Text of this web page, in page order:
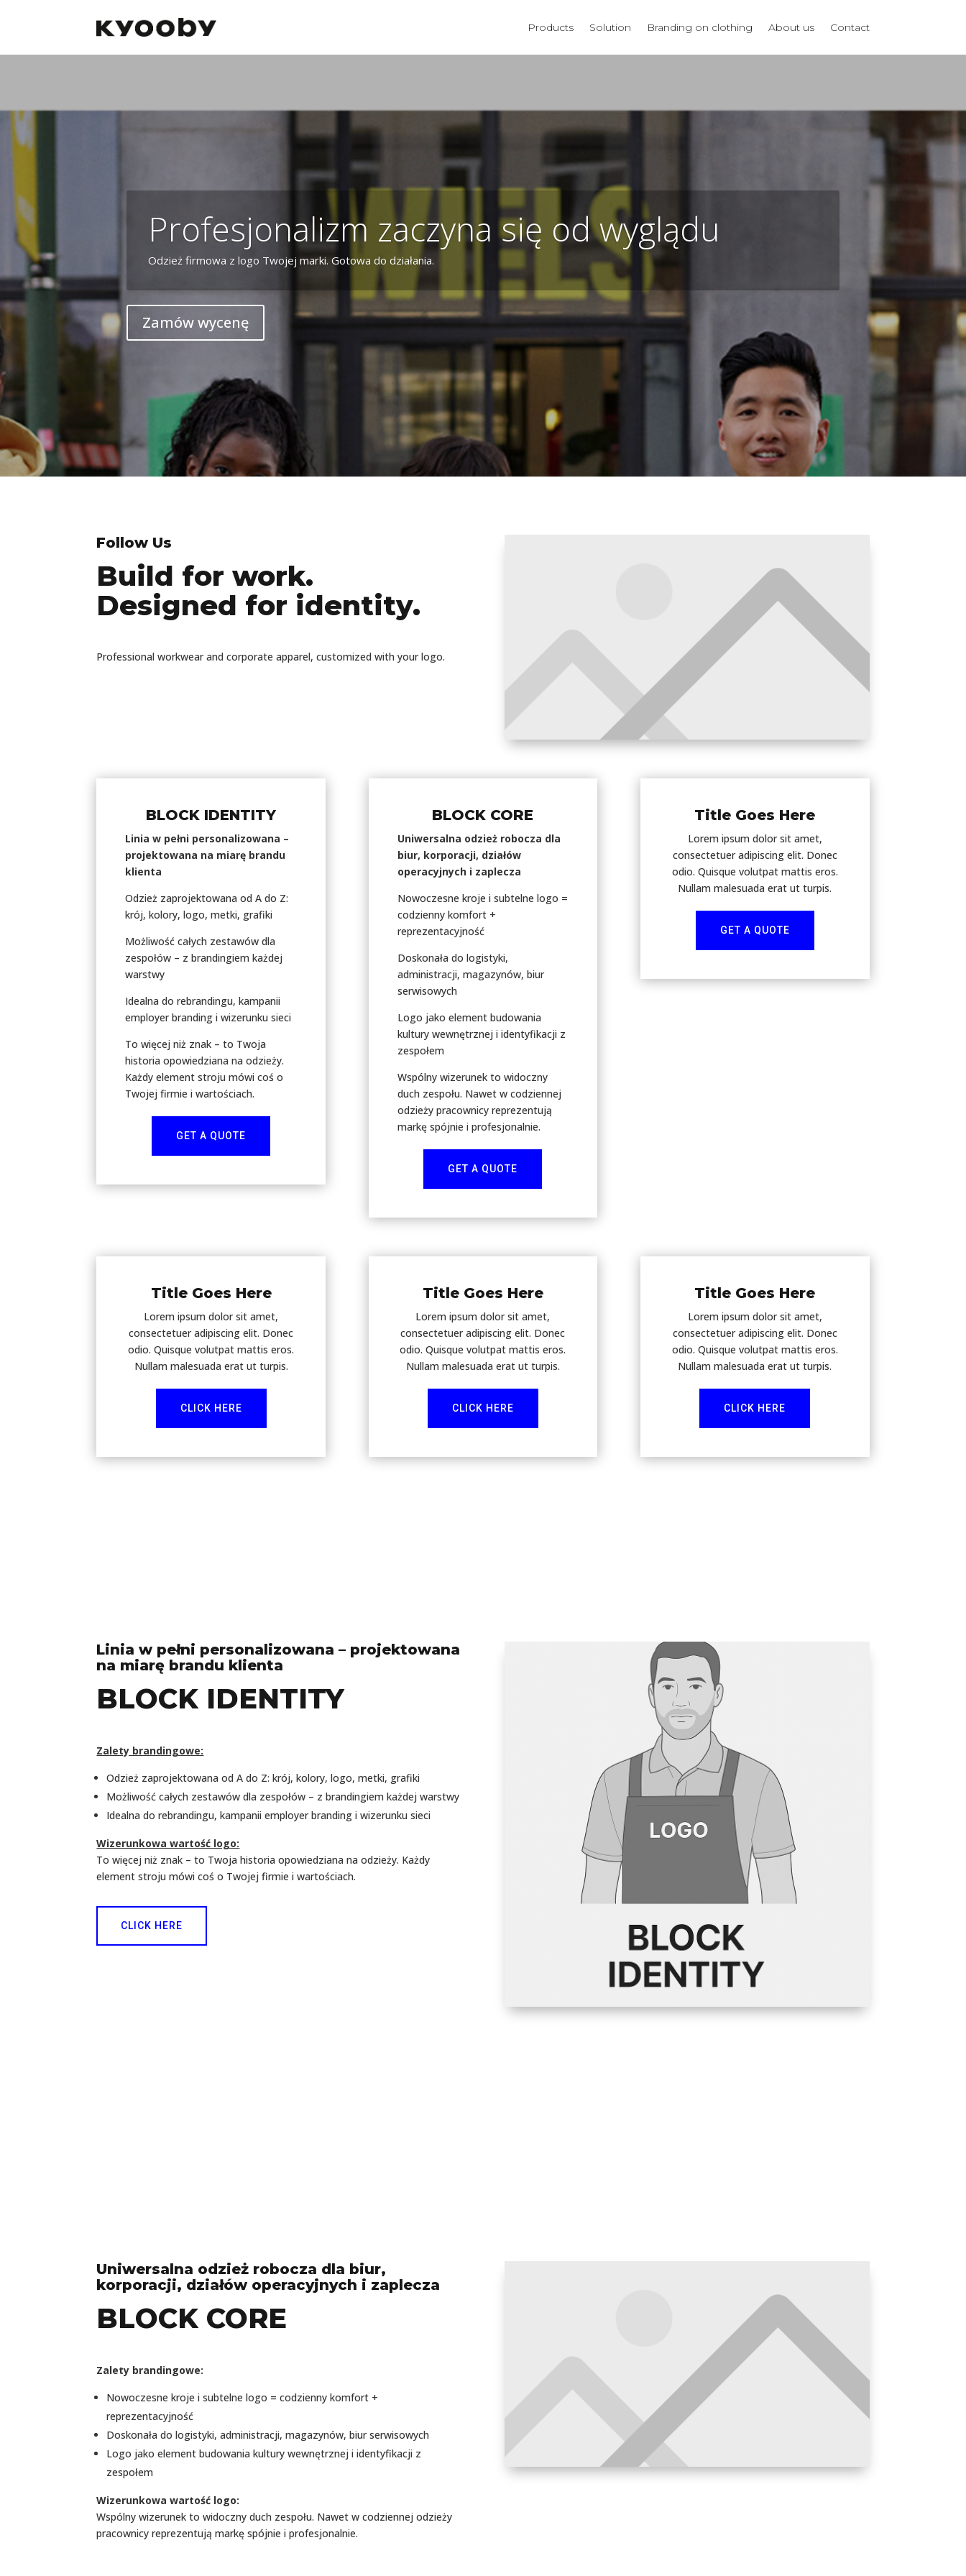
Products Solution Branding on clothing About us Contact
Profesjonalizm zaczyna się od wyglądu
Odzież firmowa z logo Twojej marki. Gotowa do działania.
Zamów wycenę
Follow Us
Build for work.
Designed for identity.
Professional workwear and corporate apparel, customized with your logo.
BLOCK IDENTITY
Linia w pełni personalizowana –
projektowana na miarę brandu
klienta
Odzież zaprojektowana od A do Z:
krój, kolory, logo, metki, grafiki
Możliwość całych zestawów dla
zespołów – z brandingiem każdej
warstwy
Idealna do rebrandingu, kampanii
employer branding i wizerunku sieci
To więcej niż znak – to Twoja
historia opowiedziana na odzieży.
Każdy element stroju mówi coś o
Twojej firmie i wartościach.
GET A QUOTE
BLOCK CORE
Uniwersalna odzież robocza dla
biur, korporacji, działów
operacyjnych i zaplecza
Nowoczesne kroje i subtelne logo =
codzienny komfort +
reprezentacyjność
Doskonała do logistyki,
administracji, magazynów, biur
serwisowych
Logo jako element budowania
kultury wewnętrznej i identyfikacji z
zespołem
Wspólny wizerunek to widoczny
duch zespołu. Nawet w codziennej
odzieży pracownicy reprezentują
markę spójnie i profesjonalnie.
GET A QUOTE
Title Goes Here
Lorem ipsum dolor sit amet,
consectetuer adipiscing elit. Donec
odio. Quisque volutpat mattis eros.
Nullam malesuada erat ut turpis.
GET A QUOTE
Title Goes Here
Lorem ipsum dolor sit amet,
consectetuer adipiscing elit. Donec
odio. Quisque volutpat mattis eros.
Nullam malesuada erat ut turpis.
CLICK HERE
Title Goes Here
Lorem ipsum dolor sit amet,
consectetuer adipiscing elit. Donec
odio. Quisque volutpat mattis eros.
Nullam malesuada erat ut turpis.
CLICK HERE
Title Goes Here
Lorem ipsum dolor sit amet,
consectetuer adipiscing elit. Donec
odio. Quisque volutpat mattis eros.
Nullam malesuada erat ut turpis.
CLICK HERE
Linia w pełni personalizowana – projektowana
na miarę brandu klienta
BLOCK IDENTITY
Zalety brandingowe:
Odzież zaprojektowana od A do Z: krój, kolory, logo, metki, grafiki
Możliwość całych zestawów dla zespołów – z brandingiem każdej warstwy
Idealna do rebrandingu, kampanii employer branding i wizerunku sieci
Wizerunkowa wartość logo:
To więcej niż znak – to Twoja historia opowiedziana na odzieży. Każdy
element stroju mówi coś o Twojej firmie i wartościach.
CLICK HERE
Uniwersalna odzież robocza dla biur,
korporacji, działów operacyjnych i zaplecza
BLOCK CORE
Zalety brandingowe:
Nowoczesne kroje i subtelne logo = codzienny komfort +
reprezentacyjność
Doskonała do logistyki, administracji, magazynów, biur serwisowych
Logo jako element budowania kultury wewnętrznej i identyfikacji z
zespołem
Wizerunkowa wartość logo:
Wspólny wizerunek to widoczny duch zespołu. Nawet w codziennej odzieży
pracownicy reprezentują markę spójnie i profesjonalnie.